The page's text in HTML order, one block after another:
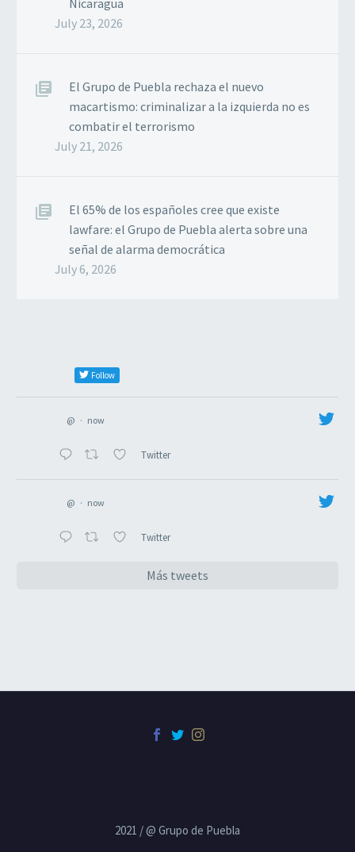
July 23, 2026
El Grupo de Puebla rechaza el nuevo
macartismo: criminalizar a la izquierda no es
combatir el terrorismo
July 21, 2026
El 65% de los españoles cree que existe
lawfare: el Grupo de Puebla alerta sobre una
señal de alarma democrática
July 6, 2026
Follow
@ · now
Twitter
@ · now
Twitter
Más tweets
2021 / @ Grupo de Puebla